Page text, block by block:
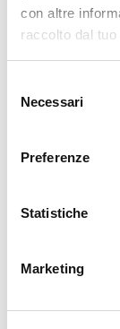
con altre
raccolto dal
delNecessari
Preferenze
Statistiche
Marketing
UM
Leggi tutto